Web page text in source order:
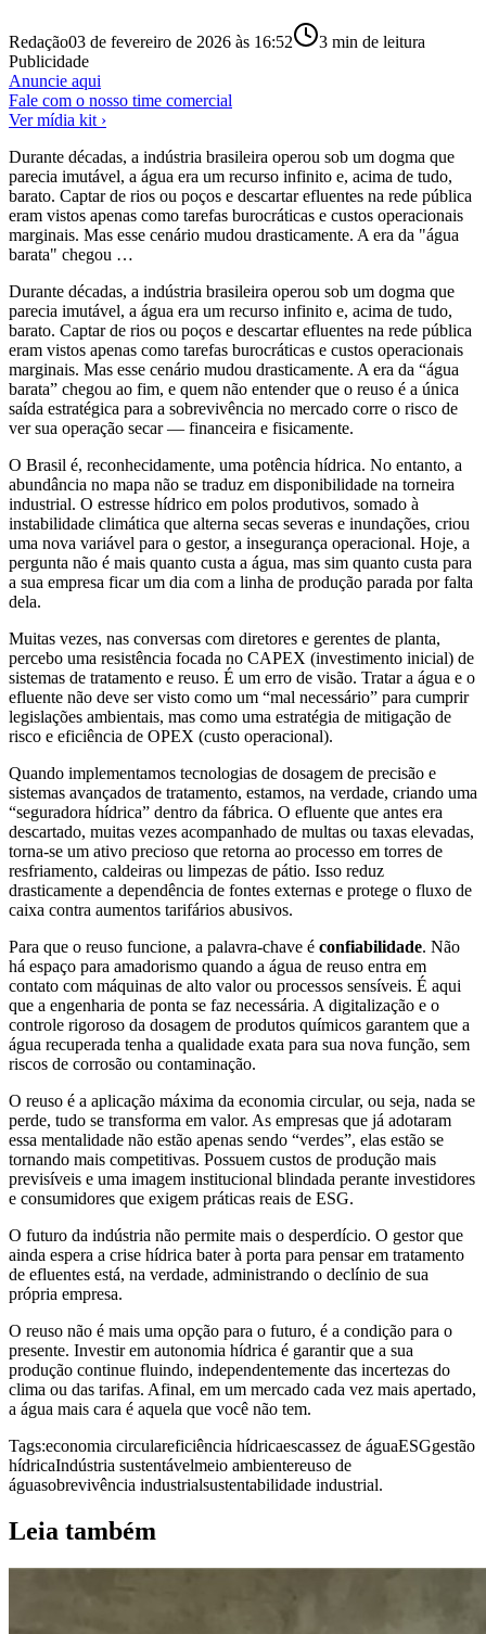
Redação03 de fevereiro de 2026 às 16:52 3 min de leitura
Publicidade
Anuncie aqui
Fale com o nosso time comercial
Ver mídia kit ›
Durante décadas, a indústria brasileira operou sob um dogma que
parecia imutável, a água era um recurso infinito e, acima de tudo,
barato. Captar de rios ou poços e descartar efluentes na rede pública
eram vistos apenas como tarefas burocráticas e custos operacionais
marginais. Mas esse cenário mudou drasticamente. A era da "água
barata" chegou …
Durante décadas, a indústria brasileira operou sob um dogma que
parecia imutável, a água era um recurso infinito e, acima de tudo,
barato. Captar de rios ou poços e descartar efluentes na rede pública
eram vistos apenas como tarefas burocráticas e custos operacionais
marginais. Mas esse cenário mudou drasticamente. A era da “água
barata” chegou ao fim, e quem não entender que o reuso é a única
saída estratégica para a sobrevivência no mercado corre o risco de
ver sua operação secar — financeira e fisicamente.
O Brasil é, reconhecidamente, uma potência hídrica. No entanto, a
abundância no mapa não se traduz em disponibilidade na torneira
industrial. O estresse hídrico em polos produtivos, somado à
instabilidade climática que alterna secas severas e inundações, criou
uma nova variável para o gestor, a insegurança operacional. Hoje, a
pergunta não é mais quanto custa a água, mas sim quanto custa para
a sua empresa ficar um dia com a linha de produção parada por falta
dela.
Muitas vezes, nas conversas com diretores e gerentes de planta,
percebo uma resistência focada no CAPEX (investimento inicial) de
sistemas de tratamento e reuso. É um erro de visão. Tratar a água e o
efluente não deve ser visto como um “mal necessário” para cumprir
legislações ambientais, mas como uma estratégia de mitigação de
risco e eficiência de OPEX (custo operacional).
Quando implementamos tecnologias de dosagem de precisão e
sistemas avançados de tratamento, estamos, na verdade, criando uma
“seguradora hídrica” dentro da fábrica. O efluente que antes era
descartado, muitas vezes acompanhado de multas ou taxas elevadas,
torna-se um ativo precioso que retorna ao processo em torres de
resfriamento, caldeiras ou limpezas de pátio. Isso reduz
drasticamente a dependência de fontes externas e protege o fluxo de
caixa contra aumentos tarifários abusivos.
Para que o reuso funcione, a palavra-chave é confiabilidade. Não
há espaço para amadorismo quando a água de reuso entra em
contato com máquinas de alto valor ou processos sensíveis. É aqui
que a engenharia de ponta se faz necessária. A digitalização e o
controle rigoroso da dosagem de produtos químicos garantem que a
água recuperada tenha a qualidade exata para sua nova função, sem
riscos de corrosão ou contaminação.
O reuso é a aplicação máxima da economia circular, ou seja, nada se
perde, tudo se transforma em valor. As empresas que já adotaram
essa mentalidade não estão apenas sendo “verdes”, elas estão se
tornando mais competitivas. Possuem custos de produção mais
previsíveis e uma imagem institucional blindada perante investidores
e consumidores que exigem práticas reais de ESG.
O futuro da indústria não permite mais o desperdício. O gestor que
ainda espera a crise hídrica bater à porta para pensar em tratamento
de efluentes está, na verdade, administrando o declínio de sua
própria empresa.
O reuso não é mais uma opção para o futuro, é a condição para o
presente. Investir em autonomia hídrica é garantir que a sua
produção continue fluindo, independentemente das incertezas do
clima ou das tarifas. Afinal, em um mercado cada vez mais apertado,
a água mais cara é aquela que você não tem.
Tags:economia circulareficiência hídricaescassez de águaESGgestão
hídricaIndústria sustentávelmeio ambientereuso de
águasobrevivência industrialsustentabilidade industrial.
Leia também